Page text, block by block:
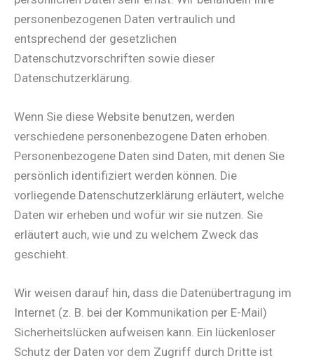
personenbezogenen Daten vertraulich und
entsprechend der gesetzlichen
Datenschutzvorschriften sowie dieser
Datenschutzerklärung.
Wenn Sie diese Website benutzen, werden
verschiedene personenbezogene Daten erhoben.
Personenbezogene Daten sind Daten, mit denen Sie
persönlich identifiziert werden können. Die
vorliegende Datenschutzerklärung erläutert, welche
Daten wir erheben und wofür wir sie nutzen. Sie
erläutert auch, wie und zu welchem Zweck das
geschieht.
Wir weisen darauf hin, dass die Datenübertragung im
Internet (z. B. bei der Kommunikation per E-Mail)
Sicherheitslücken aufweisen kann. Ein lückenloser
Schutz der Daten vor dem Zugriff durch Dritte ist